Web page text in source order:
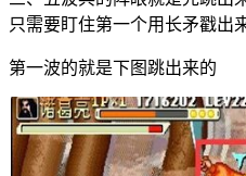
只需要盯住第一个用长矛戳出
第一波的就是下图跳出来的